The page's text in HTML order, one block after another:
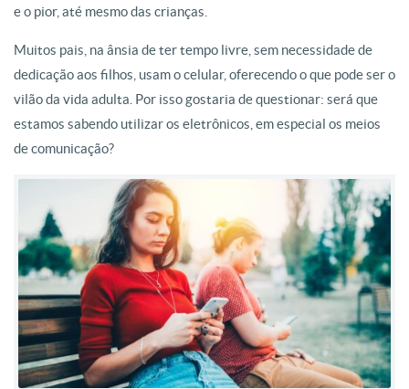
e o pior, até mesmo das crianças.
Muitos pais, na ânsia de ter tempo livre, sem necessidade de
dedicação aos filhos, usam o celular, oferecendo o que pode ser o
vilão da vida adulta. Por isso gostaria de questionar: será que
estamos sabendo utilizar os eletrônicos, em especial os meios
de comunicação?